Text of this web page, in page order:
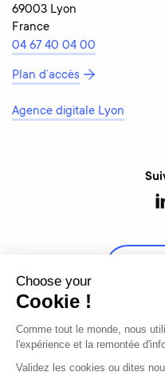
69003 Lyon
France
04 67 40 04 00
Plan d’accès
Agence digitale Lyon
Choose your
Cookie !
Comme tout le monde, nous
l'expérience et la remontée
Validez les cookies ou dites